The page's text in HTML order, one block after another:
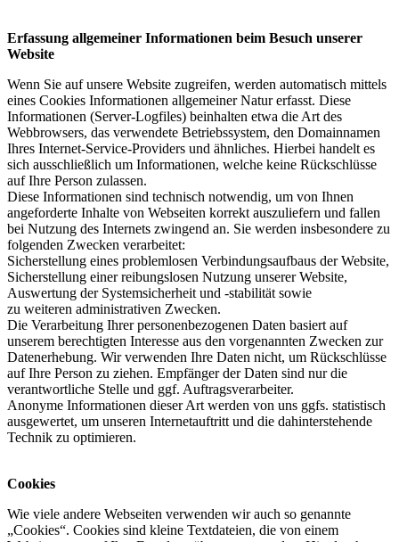
Erfassung allgemeiner Informationen beim Besuch unserer
Website
Wenn Sie auf unsere Website zugreifen, werden automatisch mittels
eines Cookies Informationen allgemeiner Natur erfasst. Diese
Informationen (Server-Logfiles) beinhalten etwa die Art des
Webbrowsers, das verwendete Betriebssystem, den Domainnamen
Ihres Internet-Service-Providers und ähnliches. Hierbei handelt es
sich ausschließlich um Informationen, welche keine Rückschlüsse
auf Ihre Person zulassen.
Diese Informationen sind technisch notwendig, um von Ihnen
angeforderte Inhalte von Webseiten korrekt auszuliefern und fallen
bei Nutzung des Internets zwingend an. Sie werden insbesondere zu
folgenden Zwecken verarbeitet:
Sicherstellung eines problemlosen Verbindungsaufbaus der Website,
Sicherstellung einer reibungslosen Nutzung unserer Website,
Auswertung der Systemsicherheit und -stabilität sowie
zu weiteren administrativen Zwecken.
Die Verarbeitung Ihrer personenbezogenen Daten basiert auf
unserem berechtigten Interesse aus den vorgenannten Zwecken zur
Datenerhebung. Wir verwenden Ihre Daten nicht, um Rückschlüsse
auf Ihre Person zu ziehen. Empfänger der Daten sind nur die
verantwortliche Stelle und ggf. Auftragsverarbeiter.
Anonyme Informationen dieser Art werden von uns ggfs. statistisch
ausgewertet, um unseren Internetauftritt und die dahinterstehende
Technik zu optimieren.
Cookies
Wie viele andere Webseiten verwenden wir auch so genannte
„Cookies“. Cookies sind kleine Textdateien, die von einem